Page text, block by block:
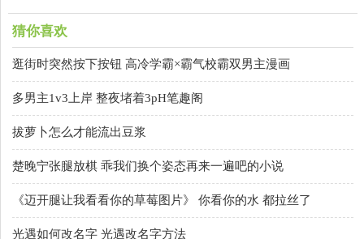
猜你喜欢
逛街时突然按下按钮 高冷学霸×霸气校霸双男主漫画
多男主1v3上岸 整夜堵着3pH笔趣阁
拔萝卜怎么才能流出豆浆
楚晚宁张腿放棋 乖我们换个姿态再来一遍吧的小说
《迈开腿让我看看你的草莓图片》 你看你的水 都拉丝了
光遇如何改名字 光遇改名字方法